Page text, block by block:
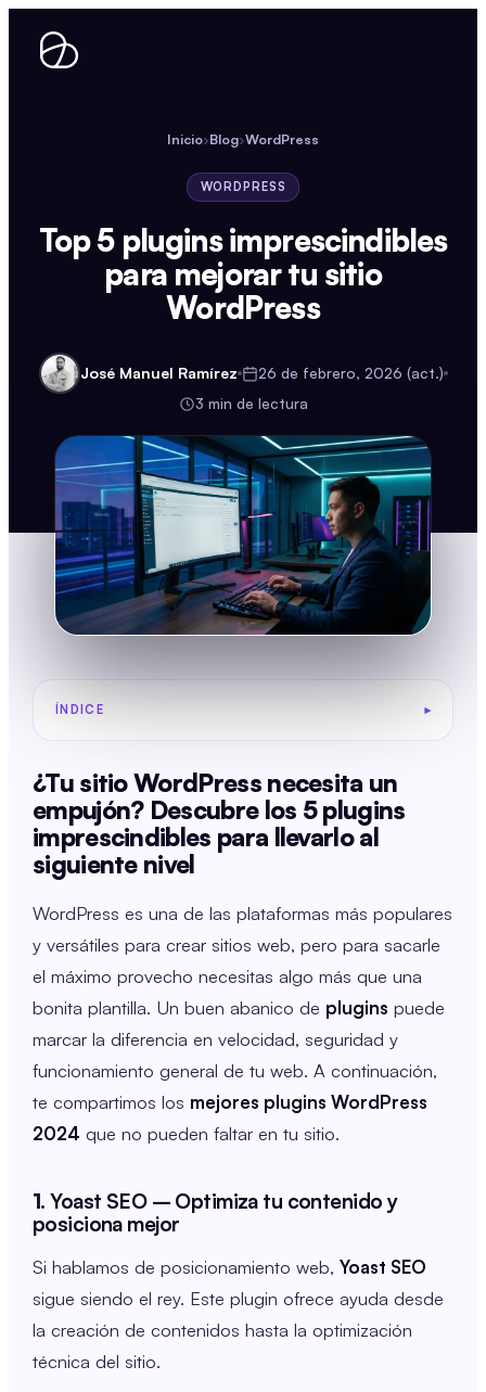
contenido
Inicio›Blog›WordPress
WORDPRESS
Top 5 plugins imprescindibles
para mejorar tu sitio
WordPress
José Manuel Ramírez
26 de febrero, 2026 (act.)
3 min de lectura
ÍNDICE
¿Tu sitio WordPress necesita un
empujón? Descubre los 5 plugins
imprescindibles para llevarlo al
siguiente nivel
WordPress es una de las plataformas más populares
y versátiles para crear sitios web, pero para sacarle
el máximo provecho necesitas algo más que una
bonita plantilla. Un buen abanico de plugins puede
marcar la diferencia en velocidad, seguridad y
funcionamiento general de tu web. A continuación,
te compartimos los mejores plugins WordPress
2024 que no pueden faltar en tu sitio.
1.Yoast SEO – Optimiza tu contenido y
posiciona mejor
Si hablamos de posicionamiento web, Yoast SEO
sigue siendo el rey. Este plugin ofrece ayuda desde
la creación de contenidos hasta la optimización
técnica del sitio.